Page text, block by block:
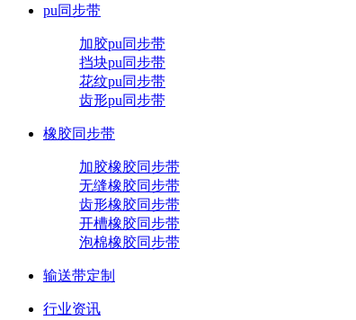
pu同步带
加胶pu同步带
挡块pu同步带
花纹pu同步带
齿形pu同步带
橡胶同步带
加胶橡胶同步带
无缝橡胶同步带
齿形橡胶同步带
开槽橡胶同步带
泡棉橡胶同步带
输送带定制
行业资讯